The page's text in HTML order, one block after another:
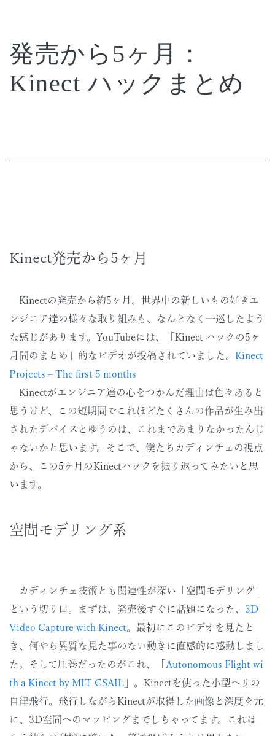
発売から5ヶ月：
Kinect ハックまとめ
Kinect発売から5ヶ月
Kinectの発売から約5ヶ月。世界中の新しいもの好きエ
ンジニア達の様々な取り組みも、なんとなく一巡したよう
な感じがあります。YouTubeには、「Kinect ハックの5ヶ
月間のまとめ」的なビデオが投稿されていました。 Kinect
Projects – The first 5 months
Kinectがエンジニア達の心をつかんだ理由は色々あると
思うけど、この短期間でこれほどたくさんの作品が生み出
されたデバイスとゆうのは、これまであまりなかったんじ
ゃないかと思います。そこで、僕たちカディンチェの視点
から、この5ヶ月のKinectハックを振り返ってみたいと思
います。
空間モデリング系
カディンチェ技術とも関連性が深い「空間モデリング」
という切り口。まずは、発売後すぐに話題になった、 3D
Video Capture with Kinect。最初にこのビデオを見たと
き、何やら異質な見た事のない動きに直感的に感動しまし
た。そして圧巻だったのがこれ、「 Autonomous Flight wi
th a Kinect by MIT CSAIL 」。Kinectを使った小型ヘリの
自律飛行。飛行しながらKinectが取得した画像と深度を元
に、3D空間へのマッピングまでしちゃってます。これは